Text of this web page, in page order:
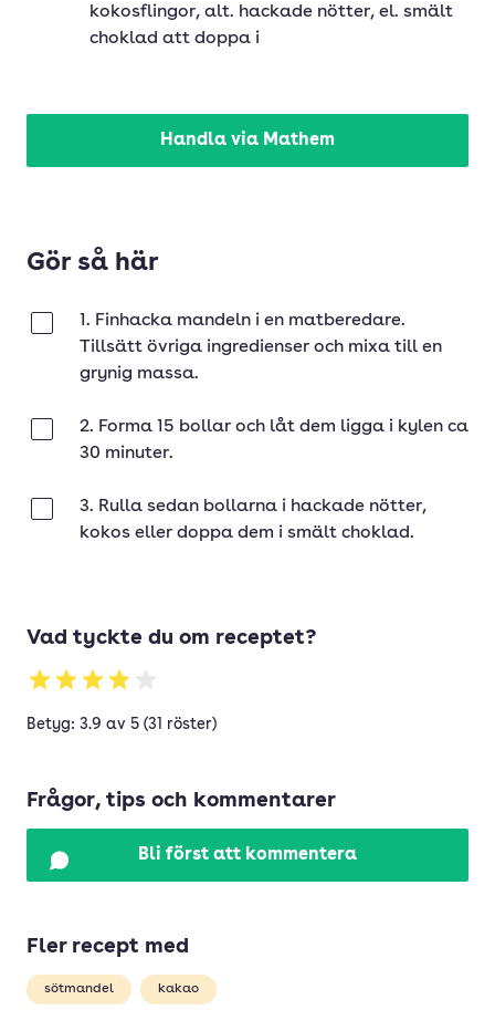
kokosflingor, alt. hackade nötter, el. smält
choklad att doppa i
Handla via Mathem
Gör så här
1. Finhacka mandeln i en matberedare.
Tillsätt övriga ingredienser och mixa till en
grynig massa.
2. Forma 15 bollar och låt dem ligga i kylen ca
30 minuter.
3. Rulla sedan bollarna i hackade nötter,
kokos eller doppa dem i smält choklad.
Vad tyckte du om receptet?
Betyg: 3.9 av 5 (31 röster)
Frågor, tips och kommentarer
Bli först att kommentera
Fler recept med
sötmandel kakao